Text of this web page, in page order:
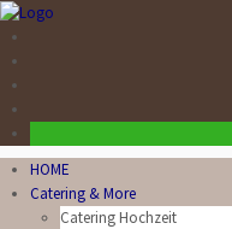
HOME
Catering & More
Catering Hochzeit